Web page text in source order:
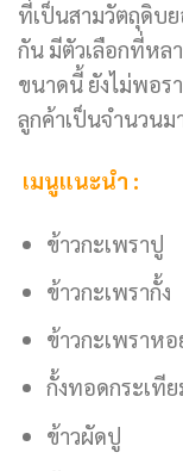
ที่เป็นสามวัตถุดิบ
กัน มีตัวเลือกที่ห
ขนาดนี้ ยังไม่พอร
ลูกค้าเป็นจำนวนม
เมนูแนะนำ :
ข้าวกะเพราปู
ข้าวกะเพรากั้ง
ข้าวกะเพราหอ
กั้งทอดกระเทีย
ข้าวผัดปู